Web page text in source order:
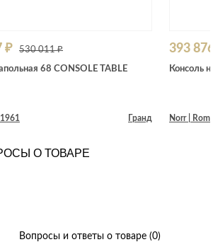
₽ 530 011 ₽
68 CONSOLE TABLE
Гранд
393
Консоль
Norr | Rom
О ТОВАРЕ
Вопросы и ответы о товаре (0)